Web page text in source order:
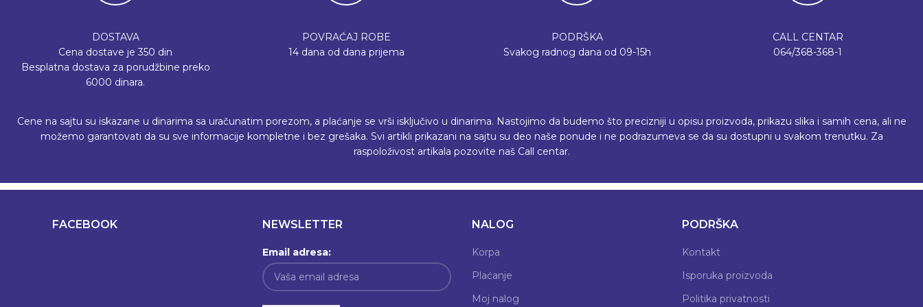
DOSTAVA
Cena dostave je 350 din
Besplatna dostava za porudžbine preko
6000 dinara.
POVRAĆAJ ROBE
14 dana od dana prijema
PODRŠKA
Svakog radnog dana od 09-15h
CALL CENTAR
064/368-368-1
Cene na sajtu su iskazane u dinarima sa uračunatim porezom, a plaćanje se vrši isključivo u dinarima. Nastojimo da budemo što precizniji u opisu proizvoda, prikazu slika i samih cena, ali ne
možemo garantovati da su sve informacije kompletne i bez grešaka. Svi artikli prikazani na sajtu su deo naše ponude i ne podrazumeva se da su dostupni u svakom trenutku. Za
raspoloživost artikala pozovite naš Call centar.
FACEBOOK NEWSLETTER
Email adresa:
NALOG
Korpa
Plaćanje
Moj nalog
PODRŠKA
Kontakt
Isporuka proizvoda
Politika privatnosti